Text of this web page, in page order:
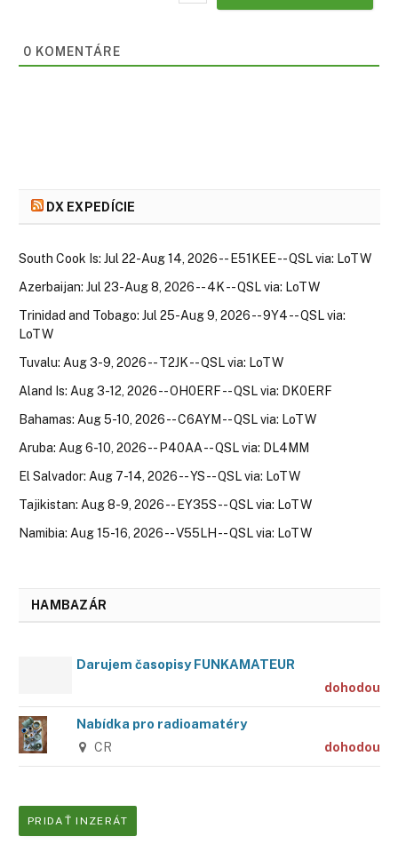
0 KOMENTÁRE
DX EXPEDÍCIE
South Cook Is: Jul 22-Aug 14, 2026 -- E51KEE -- QSL via: LoTW
Azerbaijan: Jul 23-Aug 8, 2026 -- 4K -- QSL via: LoTW
Trinidad and Tobago: Jul 25-Aug 9, 2026 -- 9Y4 -- QSL via:
LoTW
Tuvalu: Aug 3-9, 2026 -- T2JK -- QSL via: LoTW
Aland Is: Aug 3-12, 2026 -- OH0ERF -- QSL via: DK0ERF
Bahamas: Aug 5-10, 2026 -- C6AYM -- QSL via: LoTW
Aruba: Aug 6-10, 2026 -- P40AA -- QSL via: DL4MM
El Salvador: Aug 7-14, 2026 -- YS -- QSL via: LoTW
Tajikistan: Aug 8-9, 2026 -- EY35S -- QSL via: LoTW
Namibia: Aug 15-16, 2026 -- V55LH -- QSL via: LoTW
HAMBAZÁR
Darujem časopisy FUNKAMATEUR
dohodou
Nabídka pro radioamatéry
CR dohodou
PRIDAŤ INZERÁT